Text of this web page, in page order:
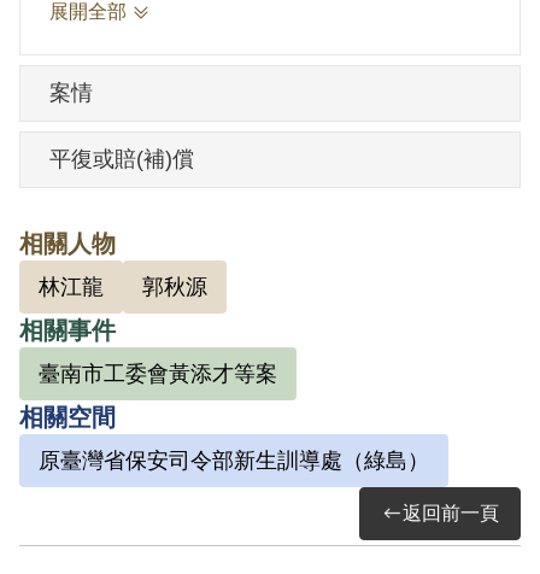
員會書記李媽兜有一面之緣，就被認定涉
及「黃添才等案」。1947年二二八事件
前，林江龍通知他說要在何亦傳家集會，
況何亦傳係其表親，遂依約赴會。當天參
與集會的還有臺南市工委會書記李媽兜、
郭秋源、劉添福等人，由李媽兜主持發
言，講解對日戰爭的經過、國共雙方的比
較等，之後即未再參與集會，也未曾參加
共黨。1951年11月2日與何亦傳一同被捕，
後經臺灣省保安司令部依（42）安度字第
展開全部
案情
平復或賠(補)償
相關人物
林江龍 郭秋源
相關事件
臺南市工委會黃添才等案
相關空間
原臺灣省保安司令部新生訓導處（綠島）
返回前一頁